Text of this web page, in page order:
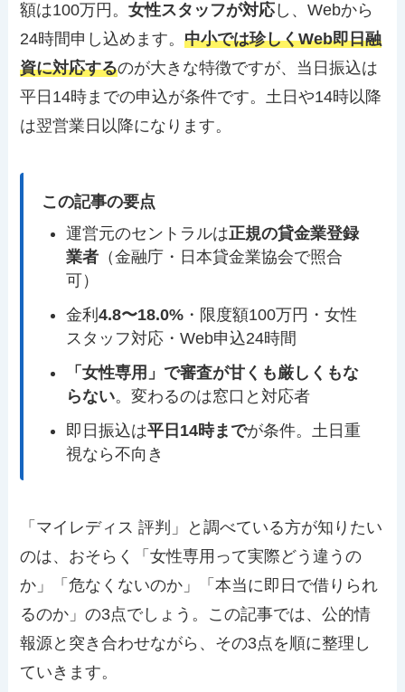
額は100万円。女性スタッフが対応し、Webから
24時間申し込めます。中小では珍しくWeb即日融
資に対応するのが大きな特徴ですが、当日振込は
平日14時までの申込が条件です。土日や14時以降
は翌営業日以降になります。
この記事の要点
運営元のセントラルは正規の貸金業登録
業者 （金融庁・日本貸金業協会で照合
可）
金利4.8〜18.0% ・限度額100万円・女性
スタッフ対応・Web申込24時間
「女性専用」で審査が甘くも厳しくもな
らない。変わるのは窓口と対応者
即日振込は平日14時までが条件。土日重
視なら不向き
「マイレディス 評判」と調べている方が知りたい
のは、おそらく「女性専用って実際どう違うの
か」「危なくないのか」「本当に即日で借りられ
るのか」の3点でしょう。この記事では、公的情
報源と突き合わせながら、その3点を順に整理し
ていきます。